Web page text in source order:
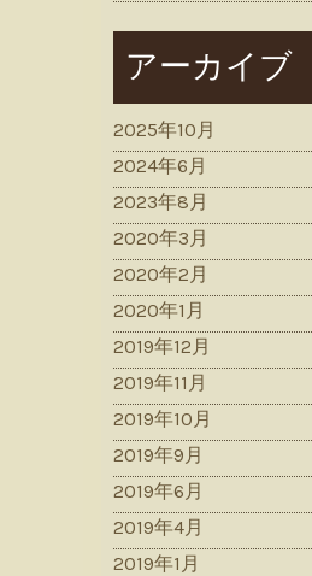
アーカイブ
2025年10月
2024年6月
2023年8月
2020年3月
2020年2月
2020年1月
2019年12月
2019年11月
2019年10月
2019年9月
2019年6月
2019年4月
2019年1月